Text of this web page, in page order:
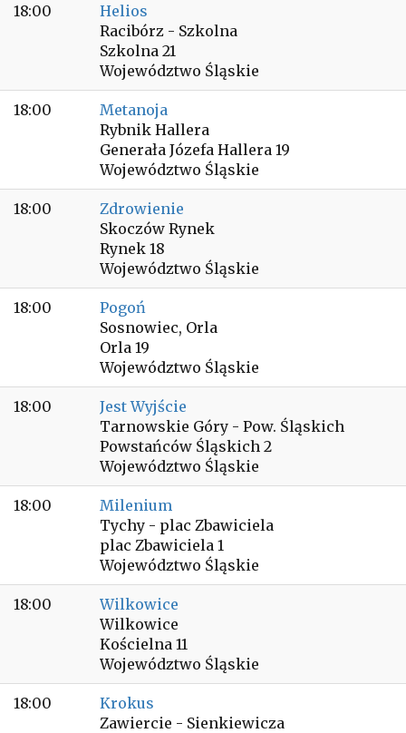
18:00
Helios
Racibórz - Szkolna
Szkolna 21
Województwo Śląskie
18:00
Metanoja
Rybnik Hallera
Generała Józefa Hallera 19
Województwo Śląskie
18:00
Zdrowienie
Skoczów Rynek
Rynek 18
Województwo Śląskie
18:00
Pogoń
Sosnowiec, Orla
Orla 19
Województwo Śląskie
18:00
Jest Wyjście
Tarnowskie Góry - Pow. Śląskich
Powstańców Śląskich 2
Województwo Śląskie
18:00
Milenium
Tychy - plac Zbawiciela
plac Zbawiciela 1
Województwo Śląskie
18:00
Wilkowice
Wilkowice
Kościelna 11
Województwo Śląskie
18:00
Krokus
Zawiercie - Sienkiewicza